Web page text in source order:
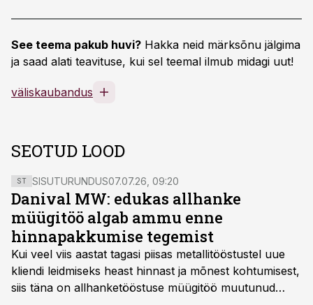
See teema pakub huvi? Hakka neid märksõnu jälgima
ja saad alati teavituse, kui sel teemal ilmub midagi uut!
väliskaubandus
SEOTUD LOOD
ST SISUTURUNDUS07.07.26, 09:20
Danival MW: edukas allhanke
müügitöö algab ammu enne
hinnapakkumise tegemist
Kui veel viis aastat tagasi piisas metallitööstustel uue
kliendi leidmiseks heast hinnast ja mõnest kohtumisest,
siis täna on allhanketööstuse müügitöö muutunud